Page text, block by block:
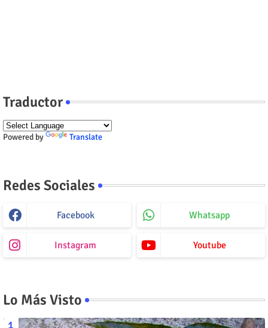
Traductor
Powered by Translate
Redes Sociales
Facebook Whatsapp
Instagram Youtube
Lo Más Visto